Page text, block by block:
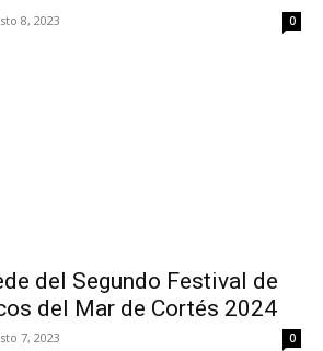
8, 2023 0
del Segundo Festival de
del Mar de Cortés 2024
7, 2023 0